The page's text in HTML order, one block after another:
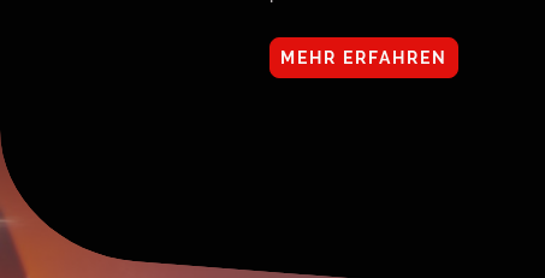
MEHR ERFAHREN